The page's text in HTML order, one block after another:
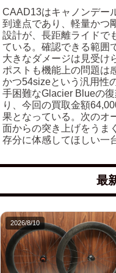
CAAD13はキャノンデー
到達点であり、軽量かつ
設計が、長距離ライドで
ている。確認できる範囲
大きなダメージは見受け
ポストも機能上の問題は
かつ54sizeという汎用性
手困難なGlacier Blueの
り、今回の買取金額
果となっている。次のオ
面からの突き上げをうま
存分に体感してほしい一
最
2026/8/10